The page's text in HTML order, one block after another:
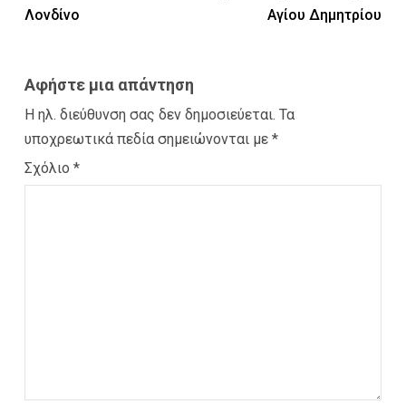
Λονδίνο
Αγίου Δημητρίου
Αφήστε μια απάντηση
Η ηλ. διεύθυνση σας δεν δημοσιεύεται. Τα
υποχρεωτικά πεδία σημειώνονται με *
Σχόλιο *